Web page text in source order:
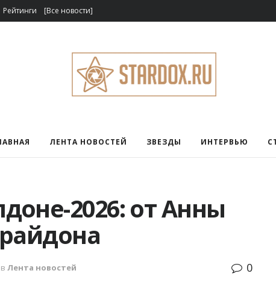
Рейтинги [Все новости]
ЛЕНТА НОВОСТЕЙ ЗВЕЗДЫ ИНТЕРВЬЮ
2026: от Анны
в Лента новостей 0